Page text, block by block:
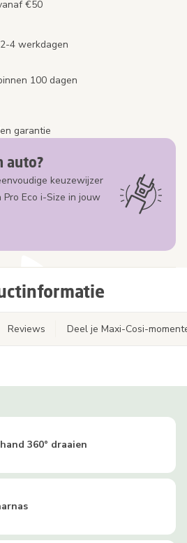
€50
4 werkdagen
100 dagen
garantie
auto?
keuzewijzer
Eco i-Size in jouw
Reviews Deel je Maxi-Cosi-
360° draaien